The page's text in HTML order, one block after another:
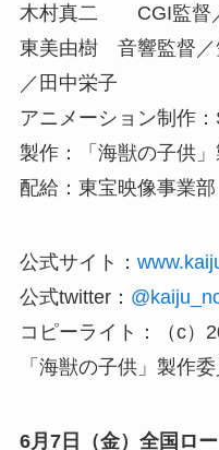
木村真二 CGI監督
東美由樹 音響監督
／田中栄子
アニメーション制作
製作：「海獣の子供
配給：東宝映像事業部
公式サイト：
公式twitter：
コピーライト：（c）
「海獣の子供」製作
6月7日（金）全国ロ